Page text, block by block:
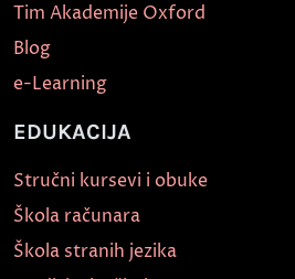
Tim Akademije Oxford
Blog
e-Learning
EDUKACIJA
Stručni kursevi i obuke
Škola računara
Škola stranih jezika